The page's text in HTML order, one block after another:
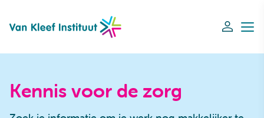
Navigation
Kennis voor de zorg